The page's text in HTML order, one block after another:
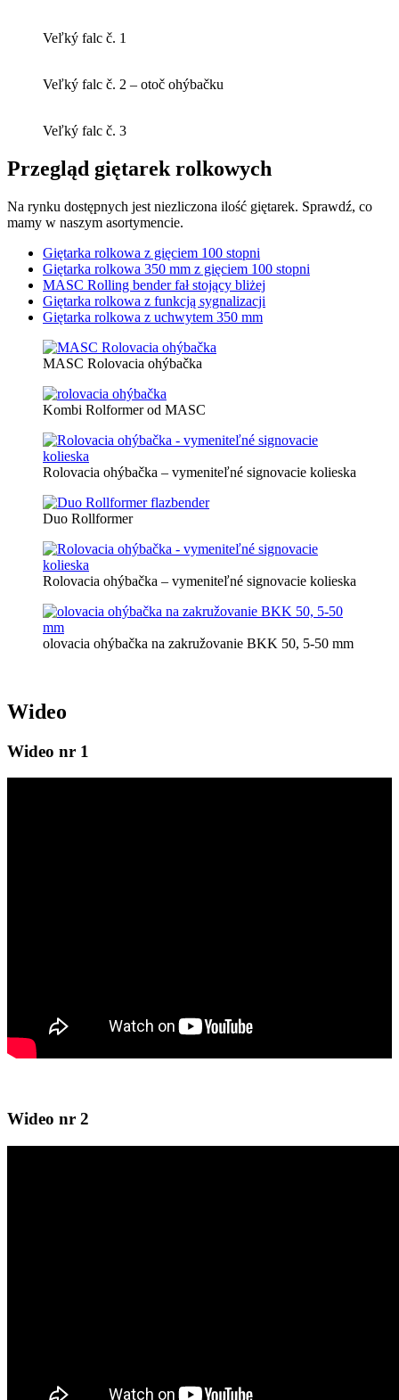
Veľký falc č. 1
Veľký falc č. 2 – otoč ohýbačku
Veľký falc č. 3
Przegląd giętarek rolkowych
Na rynku dostępnych jest niezliczona ilość giętarek. Sprawdź, co
mamy w naszym asortymencie.
Giętarka rolkowa z gięciem 100 stopni
Giętarka rolkowa 350 mm z gięciem 100 stopni
MASC Rolling bender fał stojący bliżej
Giętarka rolkowa z funkcją sygnalizacji
Giętarka rolkowa z uchwytem 350 mm
MASC Rolovacia ohýbačka
Kombi Rolformer od MASC
Rolovacia ohýbačka – vymeniteľné signovacie kolieska
Duo Rollformer
Rolovacia ohýbačka – vymeniteľné signovacie kolieska
olovacia ohýbačka na zakružovanie BKK 50, 5-50 mm
Wideo
Wideo nr 1
Wideo nr 2